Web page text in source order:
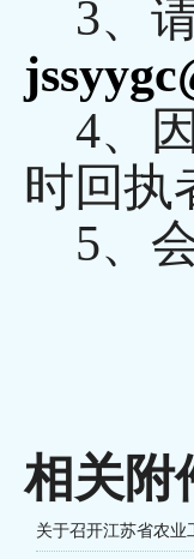
3、
4、
时回执
5、
相关附
关于召开江苏省农业